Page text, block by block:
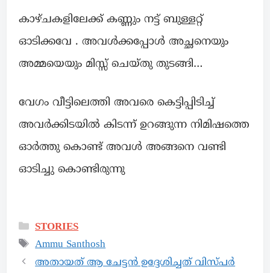
കാഴ്ചകളിലേക്ക് കണ്ണും നട്ട് ബുള്ളറ്റ്
ഓടിക്കവേ . അവൾക്കപ്പോൾ അച്ഛനെയും
അമ്മയെയും മിസ്സ്‌ ചെയ്തു തുടങ്ങി…
വേഗം വീട്ടിലെത്തി അവരെ കെട്ടിപ്പിടിച്ച്
അവർക്കിടയിൽ കിടന്ന് ഉറങ്ങുന്ന നിമിഷത്തെ
ഓർത്തു കൊണ്ട് അവൾ അങ്ങനെ വണ്ടി
ഓടിച്ചു കൊണ്ടിരുന്നു
STORIES
Ammu Santhosh
അതായത് ആ ചേട്ടൻ ഉദ്ദേശിച്ചത് വിസ്പർ